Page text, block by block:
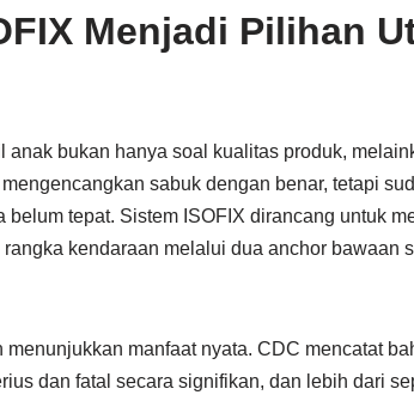
Menjadi Pilihan
bukan hanya soal kualitas produk,
sabuk dengan benar, tetapi
tepat. Sistem ISOFIX dirancang untuk
kendaraan melalui dua anchor bawaan
manfaat nyata. CDC mencatat
dan fatal secara signifikan, dan lebih dari